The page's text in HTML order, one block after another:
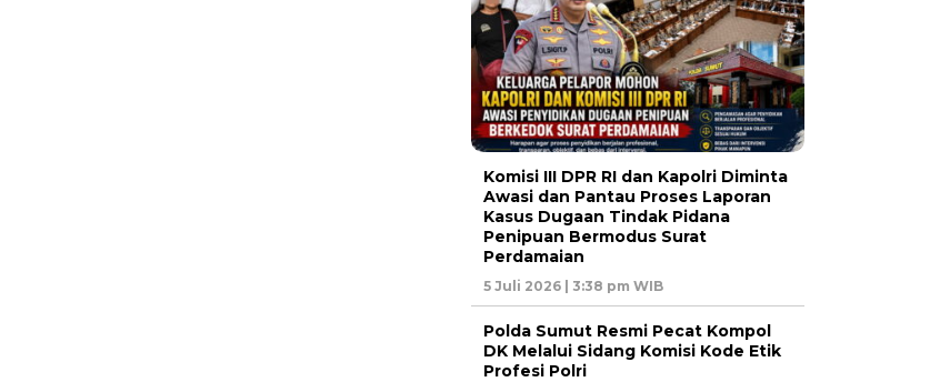
Komisi III DPR RI dan Kapolri Diminta
Awasi dan Pantau Proses Laporan
Kasus Dugaan Tindak Pidana
Penipuan Bermodus Surat
Perdamaian
5 Juli 2026 | 3:38 pm WIB
Polda Sumut Resmi Pecat Kompol
DK Melalui Sidang Komisi Kode Etik
Profesi Polri